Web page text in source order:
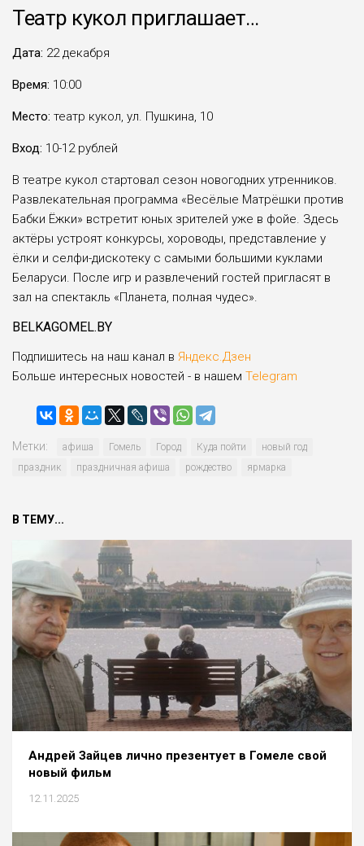
Театр кукол приглашает…
Дата: 22 декабря
Время: 10:00
Место: театр кукол, ул. Пушкина, 10
Вход: 10-12 рублей
В театре кукол стартовал сезон новогодних утренников.
Развлекательная программа «Весёлые Матрёшки против
Бабки Ёжки» встретит юных зрителей уже в фойе. Здесь
актёры устроят конкурсы, хороводы, представление у
ёлки и селфи-дискотеку с самыми большими куклами
Беларуси. После игр и развлечений гостей пригласят в
зал на спектакль «Планета, полная чудес».
BELKAGOMEL.BY
Подпишитесь на наш канал в Яндекс.Дзен
Больше интересных новостей - в нашем Telegram
Метки: афиша Гомель Город Куда пойти
новый год
праздник
праздничная афиша рождество ярмарка
В ТЕМУ...
Андрей Зайцев лично презентует в Гомеле свой
новый фильм
12.11.2025